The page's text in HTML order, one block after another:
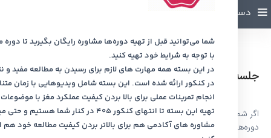
شما می‌توانید قبل از تهیه دوره‌ها مشاوره رایگان بگیرید تا دوره
با توجه به شرایط خود تهیه کنید.
در این بسته همه مهارت های لازم برای رسیدن به مطالعه مفید
در کنکور ارائه شده است. این بسته شامل ویدیوهایی با زمان
انجام تمرینات عملی برای بالا بردن کیفیت عملکرد مغز با
تهیه این بسته تا انتهای کنکور 405 در کنار شما هستیم
مشاوره های آکادمی هم برای بالاتر بردن کیفیت مطالعه خود هم
دسته بندی محصولات
انتخاب رشته
هدایت تحصیلی
روش‌های مطالعه و بازدهی
جلسه معارفه رایگان با مدیران و مشاوران و مدرسان
اگر شما مدیر، معاون، مشاور یا مدرس هستید، با تکمیل این فرم می‌توانید
دوره‌ها و خدمات تخصصی مشاوره ای ما قرار بگیرید.